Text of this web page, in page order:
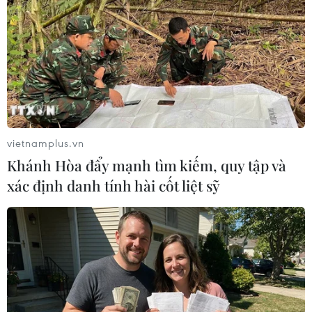
11/02/2016 23:22
Chính phủ Hàn Quốc cuối ngày 11/2 cho biết tất cả
công dân nước này làm việc tại khu công nghiệp chung
Kaesong, thuộc thành phố cùng tên nằm trên lãnh thổ
Triều Tiên, đã về nước an toàn.
vietnamplus.vn
Khánh Hòa đẩy mạnh tìm kiếm, quy tập và
xác định danh tính hài cốt liệt sỹ